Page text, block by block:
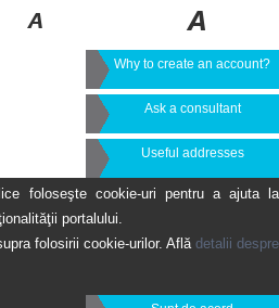
Why to create an account?
Ask a consultant
Useful addresses
foloseşte cookie-uri pentru a ajuta la
portalului.
folosirii cookie-urilor. Află detalii despre